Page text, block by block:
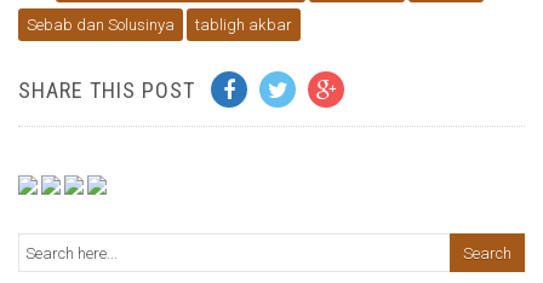
Sebab dan Solusinya tabligh akbar
SHARE THIS POST